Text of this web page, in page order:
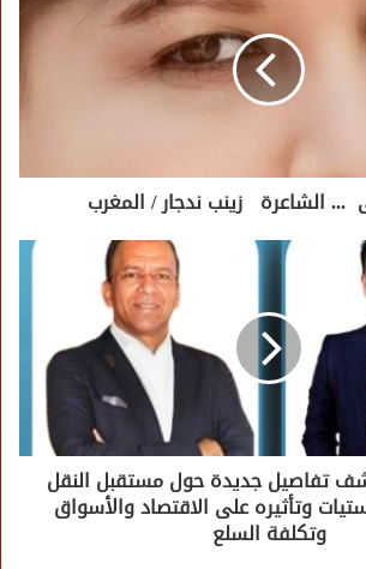
الشاعرة زينب ندجار / المغرب
تفاصيل جديدة حول مستقبل النقل
وتأثيره على الاقتصاد والأسواق
وتكلفة السلع